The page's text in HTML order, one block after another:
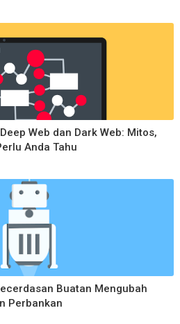
Web dan Dark Web: Mitos,
Anda Tahu
Buatan Mengubah
Perbankan